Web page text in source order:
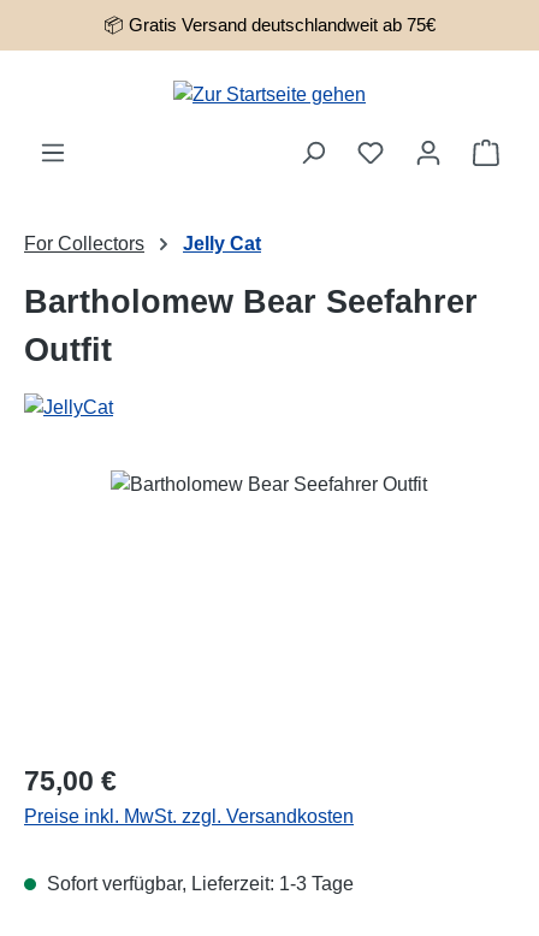
Zum Hauptinhalt springen
📦 Gratis Versand deutschlandweit ab 75€
For Collectors Jelly Cat
Bartholomew Bear Seefahrer
Outfit
Bildergalerie überspringen
Regulärer Preis:
75,00 €
Preise inkl. MwSt. zzgl. Versandkosten
Sofort verfügbar, Lieferzeit: 1-3 Tage